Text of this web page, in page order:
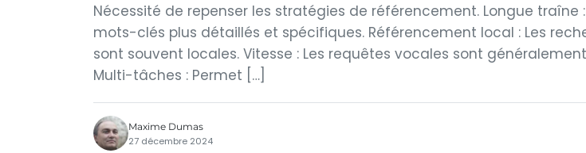
Nécessité de repenser les stratégies de référencement. Longue traîne
mots-clés plus détaillés et spécifiques. Référencement local : Les
sont souvent locales. Vitesse : Les requêtes vocales sont
Multi-tâches : Permet […]
Maxime Dumas
27 décembre 2024